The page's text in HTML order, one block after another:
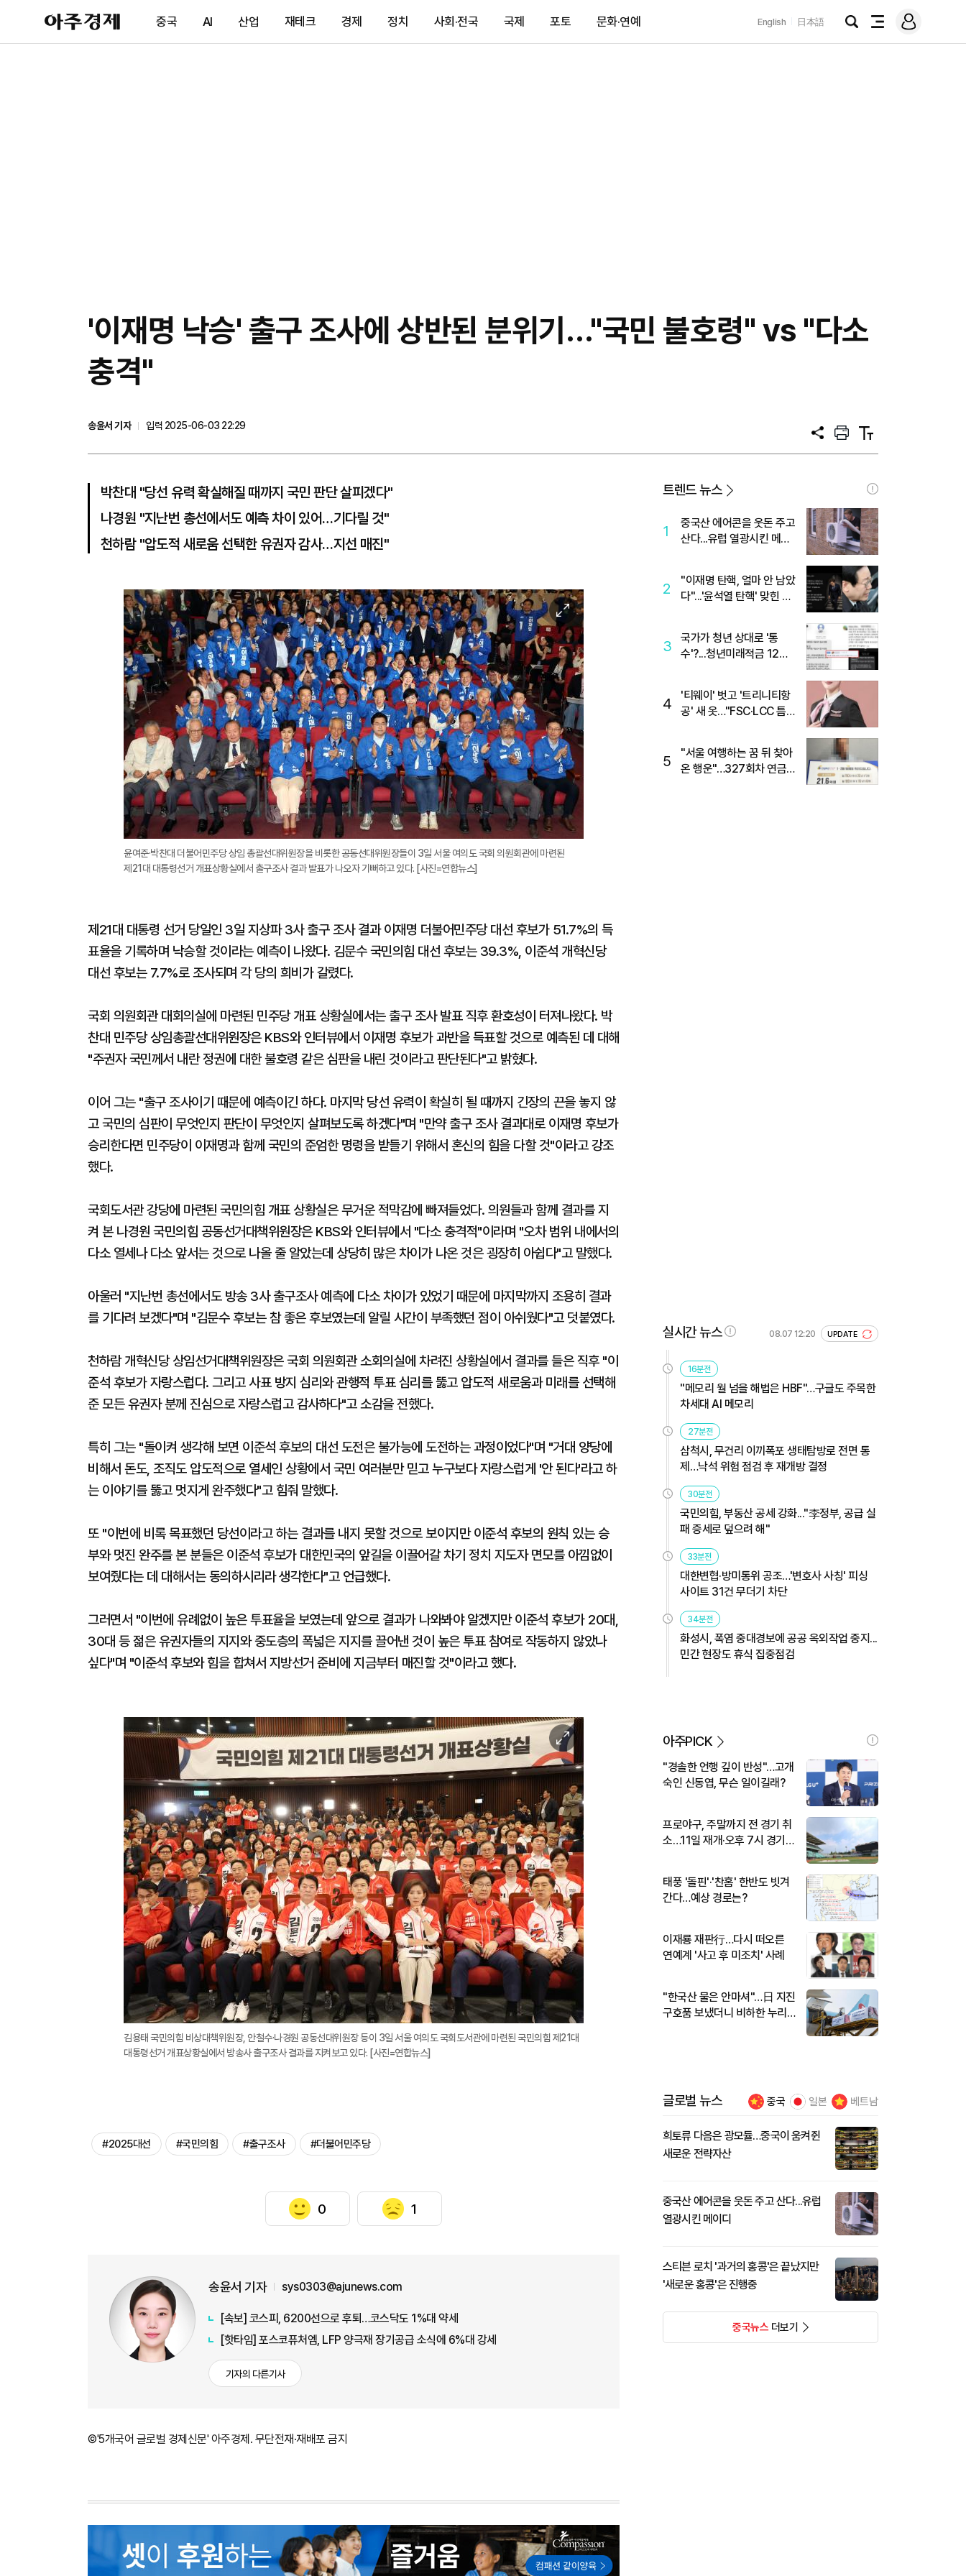
아
주
제
중국 AI 산업 재테크 경제 정치 사회·전국 국제 포토 문화·연예 English 日本語
검
전
메
그
'이재명 낙승' 출구 조사에 상반된 분위기…"국민 불호령" vs "다소
충격"
송윤서 기자
입력 2025-06-03 22:29
공
프
트
텍
트
박찬대 "당선 유력 확실해질 때까지 국민 판단 살피겠다"
나경원 "지난번 총선에서도 예측 차이 있어…기다릴 것"
천하람 "압도적 새로움 선택한 유권자 감사…지선 매진"
이
미
지
확
대
윤여준·박찬대 더불어민주당 상임 총괄선대위원장을 비롯한 공동선대위원장들이 3일 서울 여의도 국회 의원회관에 마련된
제21대 대통령선거 개표상황실에서 출구조사 결과 발표가 나오자 기뻐하고 있다. [사진=연합뉴스]
제21대 대통령 선거 당일인 3일 지상파 3사 출구 조사 결과 이재명 더불어민주당 대선 후보가 51.7%의 득
표율을 기록하며 낙승할 것이라는 예측이 나왔다. 김문수 국민의힘 대선 후보는 39.3%, 이준석 개혁신당
대선 후보는 7.7%로 조사되며 각 당의 희비가 갈렸다.
국회 의원회관 대회의실에 마련된 민주당 개표 상황실에서는 출구 조사 발표 직후 환호성이 터져나왔다. 박
찬대 민주당 상임총괄선대위원장은 KBS와 인터뷰에서 이재명 후보가 과반을 득표할 것으로 예측된 데 대해
"주권자 국민께서 내란 정권에 대한 불호령 같은 심판을 내린 것이라고 판단된다"고 밝혔다.
이어 그는 "출구 조사이기 때문에 예측이긴 하다. 마지막 당선 유력이 확실히 될 때까지 긴장의 끈을 놓지 않
고 국민의 심판이 무엇인지 판단이 무엇인지 살펴보도록 하겠다"며 "만약 출구 조사 결과대로 이재명 후보가
승리한다면 민주당이 이재명과 함께 국민의 준엄한 명령을 받들기 위해서 혼신의 힘을 다할 것"이라고 강조
했다.
국회도서관 강당에 마련된 국민의힘 개표 상황실은 무거운 적막감에 빠져들었다. 의원들과 함께 결과를 지
켜 본 나경원 국민의힘 공동선거대책위원장은 KBS와 인터뷰에서 "다소 충격적"이라며 "오차 범위 내에서의
다소 열세나 다소 앞서는 것으로 나올 줄 알았는데 상당히 많은 차이가 나온 것은 굉장히 아쉽다"고 말했다.
아울러 "지난번 총선에서도 방송 3사 출구조사 예측에 다소 차이가 있었기 때문에 마지막까지 조용히 결과
를 기다려 보겠다"며 "김문수 후보는 참 좋은 후보였는데 알릴 시간이 부족했던 점이 아쉬웠다"고 덧붙였다.
천하람 개혁신당 상임선거대책위원장은 국회 의원회관 소회의실에 차려진 상황실에서 결과를 들은 직후 "이
준석 후보가 자랑스럽다. 그리고 사표 방지 심리와 관행적 투표 심리를 뚫고 압도적 새로움과 미래를 선택해
준 모든 유권자 분께 진심으로 자랑스럽고 감사하다"고 소감을 전했다.
특히 그는 "돌이켜 생각해 보면 이준석 후보의 대선 도전은 불가능에 도전하는 과정이었다"며 "거대 양당에
비해서 돈도, 조직도 압도적으로 열세인 상황에서 국민 여러분만 믿고 누구보다 자랑스럽게 '안 된다'라고 하
는 이야기를 뚫고 멋지게 완주했다"고 힘줘 말했다.
또 "이번에 비록 목표했던 당선이라고 하는 결과를 내지 못할 것으로 보이지만 이준석 후보의 원칙 있는 승
부와 멋진 완주를 본 분들은 이준석 후보가 대한민국의 앞길을 이끌어갈 차기 정치 지도자 면모를 아낌없이
보여줬다는 데 대해서는 동의하시리라 생각한다"고 언급했다.
그러면서 "이번에 유례없이 높은 투표율을 보였는데 앞으로 결과가 나와봐야 알겠지만 이준석 후보가 20대,
30대 등 젊은 유권자들의 지지와 중도층의 폭넓은 지지를 끌어낸 것이 높은 투표 참여로 작동하지 않았나
싶다"며 "이준석 후보와 힘을 합쳐서 지방선거 준비에 지금부터 매진할 것"이라고 했다.
이
미
지
확
대
김용태 국민의힘 비상대책위원장, 안철수·나경원 공동선대위원장 등이 3일 서울 여의도 국회도서관에 마련된 국민의힘 제21대
대통령선거 개표상황실에서 방송사 출구조사 결과를 지켜보고 있다. [사진=연합뉴스]
#2025대선 #국민의힘 #출구조사 #더불어민주당
0 1
송윤서 기자 sys0303@ajunews.com
[속보] 코스피, 6200선으로 후퇴…코스닥도 1%대 약세
[핫타임] 포스코퓨처엠, LFP 양극재 장기공급 소식에 6%대 강세
기자의 다른기사
©'5개국어 글로벌 경제신문' 아주경제. 무단전재·재배포 금지
트렌드 뉴스
1
중국산 에어콘을 웃돈 주고
산다...유럽 열광시킨 메이
2
"이재명 탄핵, 얼마 안 남았
다"...'윤석열 탄핵' 맞힌 무
3
국가가 청년 상대로 '통
수'?...청년미래적금 12%
4
'티웨이' 벗고 '트리니티항
공' 새 옷…"FSC·LCC 틈
5
"서울 여행하는 꿈 뒤 찾아
온 행운"…327회차 연금
실시간 뉴스 08.07 12:20 UPDATE
16분전
"메모리 월 넘을 해법은 HBF"…구글도 주목한
차세대 AI 메모리
27분전
삼척시, 무건리 이끼폭포 생태탐방로 전면 통
제…낙석 위험 점검 후 재개방 결정
30분전
국민의힘, 부동산 공세 강화..."李정부, 공급 실
패 증세로 덮으려 해"
33분전
대한변협·방미통위 공조…'변호사 사칭' 피싱
사이트 31건 무더기 차단
34분전
화성시, 폭염 중대경보에 공공 옥외작업 중지...
민간 현장도 휴식 집중점검
아주PICK
"경솔한 언행 깊이 반성"…고개
숙인 신동엽, 무슨 일이길래?
프로야구, 주말까지 전 경기 취
소…11일 재개·오후 7시 경기
태풍 '돌핀'·'찬홈' 한반도 빗겨
간다…예상 경로는?
이재룡 재판行…다시 떠오른
연예계 '사고 후 미조치' 사례
"한국산 물은 안마셔"…日 지진
구호품 보냈더니 비하한 누리
글로벌 뉴스 중국 일본 베트남
희토류 다음은 광모듈…중국이 움켜쥔
새로운 전략자산
중국산 에어콘을 웃돈 주고 산다...유럽
열광시킨 메이디
스티븐 로치 '과거의 홍콩'은 끝났지만
'새로운 홍콩'은 진행중
중국뉴스더보기